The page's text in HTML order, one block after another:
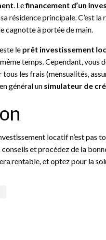
. Lefinancement d’un
résidence principale. C’est
cagnotte à portée de main.
le prêt investissement
temps. Cependant, vous
les frais (mensualités,
général un simulateur de
locatif n’est pas
et procédez de la
rentable, et optez pour la